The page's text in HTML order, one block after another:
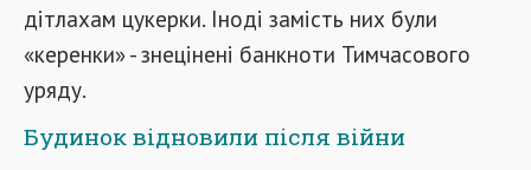
дітлахам цукерки. Іноді замість них були
«керенки» - знецінені банкноти Тимчасового
уряду.
Будинок відновили після війни